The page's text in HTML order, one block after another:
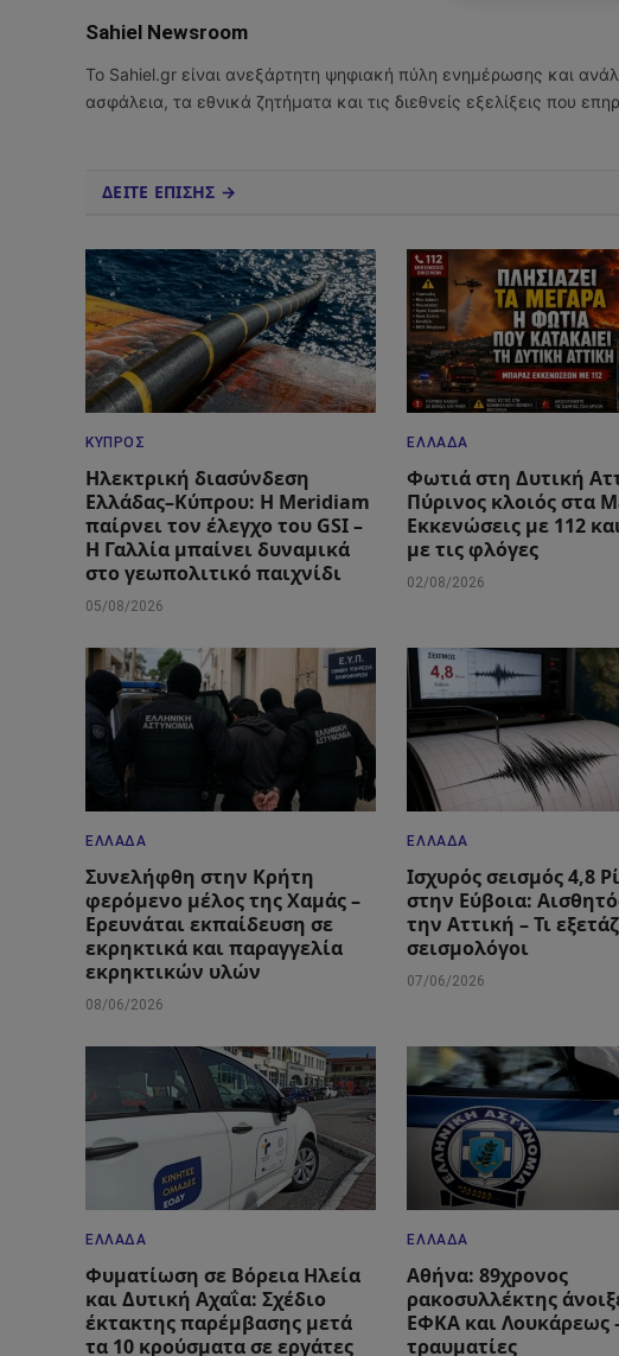
Sahiel Newsroom
Το Sahiel.gr είναι ανεξάρτητη ψηφιακή πύλη ενημέρωσης και
ασφάλεια, τα εθνικά ζητήματα και τις διεθνείς εξελίξεις που
ΔΕΙΤΕ ΕΠΙΣΗΣ →
ΚΎΠΡΟΣ
Ηλεκτρική διασύνδεση
Ελλάδας–Κύπρου: Η Meridiam
παίρνει τον έλεγχο του GSI –
Η Γαλλία μπαίνει δυναμικά
στο γεωπολιτικό παιχνίδι
05/08/2026
ΕΛΛΆΔΑ
Φωτιά στη Δυτική
Πύρινος κλοιός στα
Εκκενώσεις με 112
με τις φλόγες
02/08/2026
ΕΛΛΆΔΑ
Συνελήφθη στην Κρήτη
φερόμενο μέλος της Χαμάς –
Ερευνάται εκπαίδευση σε
εκρηκτικά και παραγγελία
εκρηκτικών υλών
08/06/2026
ΕΛΛΆΔΑ
Ισχυρός σεισμός 4,8
στην Εύβοια:
την Αττική – Τι
σεισμολόγοι
07/06/2026
ΕΛΛΆΔΑ
Φυματίωση σε Βόρεια Ηλεία
και Δυτική Αχαΐα: Σχέδιο
έκτακτης παρέμβασης μετά
τα 10 κρούσματα σε εργάτες
ΕΛΛΆΔΑ
Αθήνα: 89χρονος
ρακοσυλλέκτης
ΕΦΚΑ και Λουκάρεως
τραυματίες